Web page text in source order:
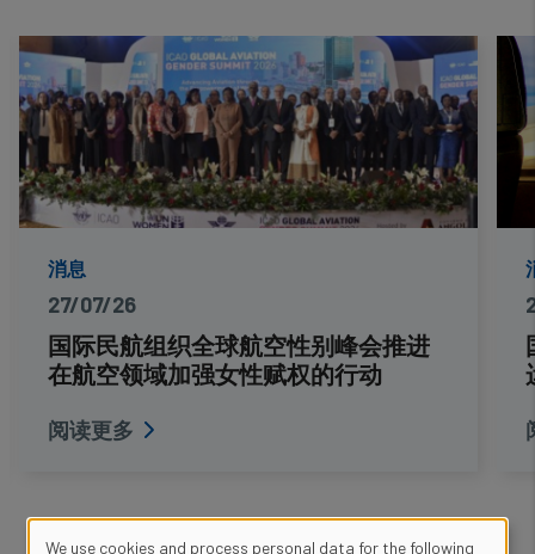
消息
27/07/26
国际民航组织全球航空性别峰会推进
在航空领域加强女性赋权的行动
阅读更多
We use cookies and process personal data for the following